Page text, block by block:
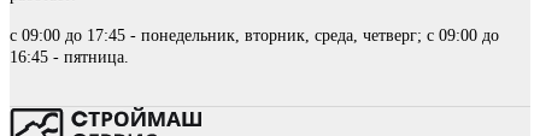
с 09:00 до 17:45 - понедельник, вторник, среда, четверг; с 09:00 до
16:45 - пятница.